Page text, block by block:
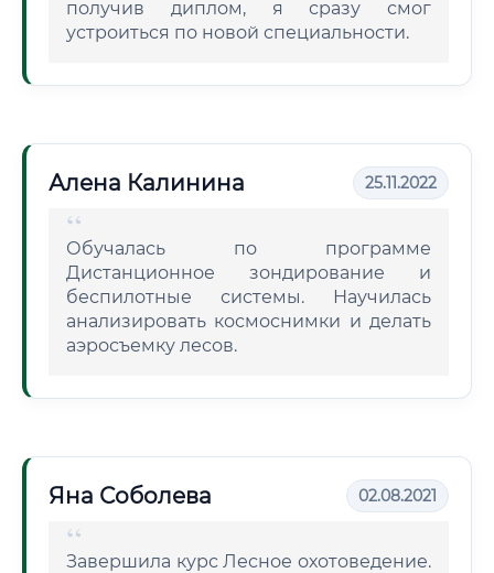
получив диплом, я сразу смог
устроиться по новой специальности.
Алена Калинина 25.11.2022
Обучалась по программе
Дистанционное зондирование и
беспилотные системы. Научилась
анализировать космоснимки и делать
аэросъемку лесов.
Яна Соболева 02.08.2021
Завершила курс Лесное охотоведение.